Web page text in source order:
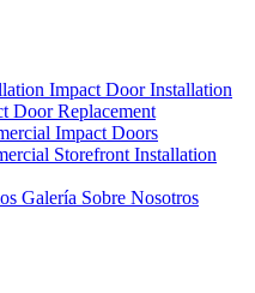
Impact Door Installation
Door Replacement
Impact Doors
Storefront Installation
Galería Sobre Nosotros